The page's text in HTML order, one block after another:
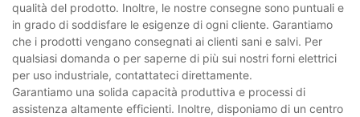
qualità del prodotto. Inoltre, le nostre consegne sono puntuali e
in grado di soddisfare le esigenze di ogni cliente. Garantiamo
che i prodotti vengano consegnati ai clienti sani e salvi. Per
qualsiasi domanda o per saperne di più sui nostri forni elettrici
per uso industriale, contattateci direttamente.
Garantiamo una solida capacità produttiva e processi di
assistenza altamente efficienti. Inoltre, disponiamo di un centro